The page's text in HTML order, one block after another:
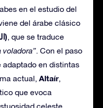
en el estudio del
del árabe clásico
“al-nasr al-ṭā’ir” (النسر الطائر), que se traduce
voladora”. Con el paso
adaptado en distintas
actual, Altaír,
que evoca
celeste.